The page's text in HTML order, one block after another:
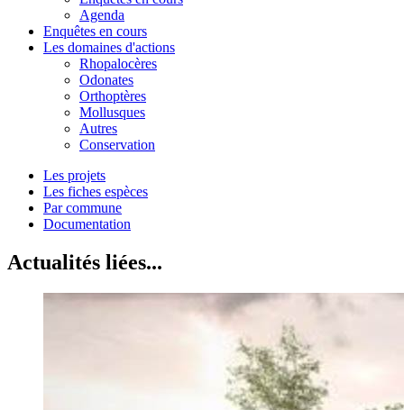
Agenda
Enquêtes en cours
Les domaines d'actions
Rhopalocères
Odonates
Orthoptères
Mollusques
Autres
Conservation
Les projets
Les fiches espèces
Par commune
Documentation
Actualités liées...